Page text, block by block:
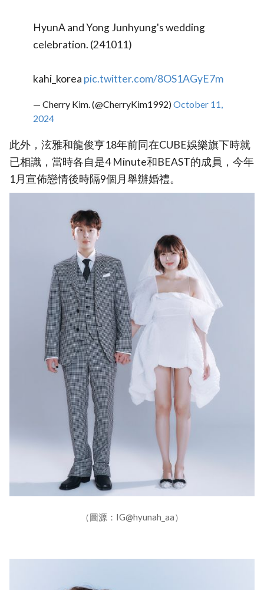
HyunA and Yong Junhyung's wedding
celebration. (241011)
kahi_korea pic.twitter.com/8OS1AGyE7m
— Cherry Kim. (@CherryKim1992)October 11,
2024
此外，泫雅和龍俊亨18年前同在CUBE娛樂旗下時就
已相識，當時各自是4 Minute和BEAST的成員，今年
1月宣佈戀情後時隔9個月舉辦婚禮。
（圖源：IG@hyunah_aa）